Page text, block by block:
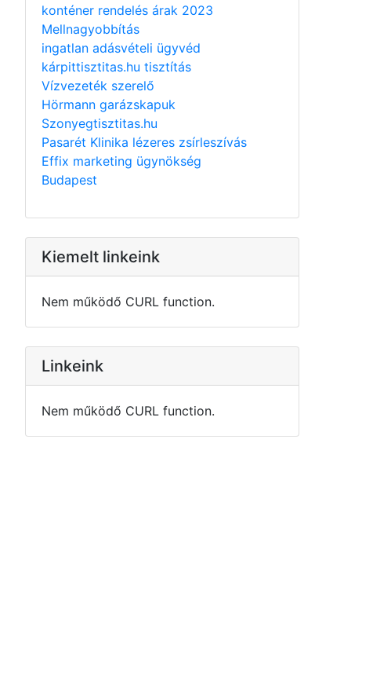
konténer rendelés árak 2023
Mellnagyobbítás
ingatlan adásvételi ügyvéd
kárpittisztitas.hu tisztítás
Vízvezeték szerelő
Hörmann garázskapuk
Szonyegtisztitas.hu
Pasarét Klinika lézeres zsírleszívás
Effix marketing ügynökség
Budapest
Kiemelt linkeink
Nem működő CURL function.
Linkeink
Nem működő CURL function.